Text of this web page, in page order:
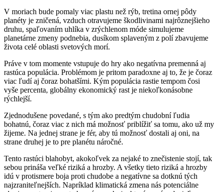
V moriach bude pomaly viac plastu než rýb, tretina ornej pôdy
planéty je zničená, vzduch otravujeme škodlivinami najrôznejšieho
druhu, spaľovaním uhlíka v zrýchlenom móde simulujeme
planetárne zmeny podnebia, dusíkom splaveným z polí zbavujeme
života celé oblasti svetových morí.
Práve v tom momente vstupuje do hry ako negatívna premenná aj
rastúca populácia. Problémom je pritom paradoxne aj to, že je čoraz
viac ľudí aj čoraz bohatšími. Kým populácia rastie tempom čosi
vyše percenta, globálny ekonomický rast je niekoľkonásobne
rýchlejší.
Zjednodušene povedané, s tým ako predtým chudobní ľudia
bohatnú, čoraz viac z nich má možnosť priblížiť sa tomu, ako už my
žijeme. Na jednej strane je fér, aby tú možnosť dostali aj oni, na
strane druhej je to pre planétu náročné.
Tento rastúci blahobyt, akokoľvek za nejaké to znečistenie stojí, tak
sebou prináša veľké riziká a hrozby. A všetky tieto riziká a hrozby
idú v protismere boja proti chudobe a negatívne sa dotknú tých
najzraniteľnejších. Napríklad klimatická zmena nás potenciálne